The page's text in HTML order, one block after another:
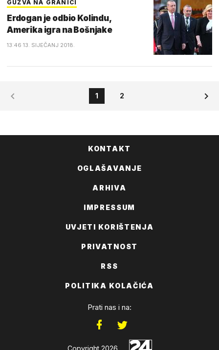
GUŽVA NA GRANICI
Erdogan je odbio Kolindu,
Amerika igra na Bošnjake
13:46 13. SIJEČANJ 2018.
1 2
KONTAKT
OGLAŠAVANJE
ARHIVA
IMPRESSUM
UVJETI KORIŠTENJA
PRIVATNOST
RSS
POLITIKA KOLAČIĆA
Prati nas i na:
Copyright 2026.